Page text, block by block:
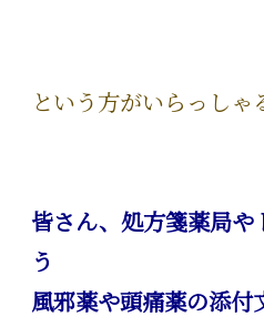
という方がいらっしゃ
皆さん、処方箋薬局や
う
風邪薬や頭痛薬の添付